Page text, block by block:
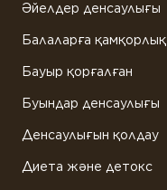
Әйелдер денсаулығы
Балаларға қамқорлық
Бауыр қорғалған
Буындар денсаулығы
Денсаулығын қолдау
Диета және детокс